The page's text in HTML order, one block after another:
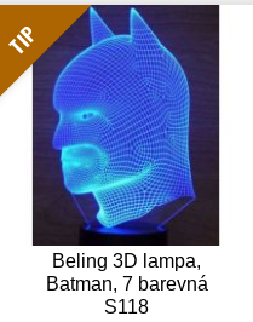
4: S napájecím adaptérem USB jej můžete
připojit k domácí zásuvce nebo k portu
USB počítače. Možnost vložení baterií.
5: Úspora energie. Výkon: 0.012kw.h / 24
hodin, Životnost LED: 50000 hodin
7: Tato lampa může být umístěna v ložnici,
dětském pokoji, obývacím pokoji, baru,
obchodě, kavárně, restauraci atd jako
dekorativní světlo.
TIP
Beling 3D lampa,
Batman, 7 barevná
S118